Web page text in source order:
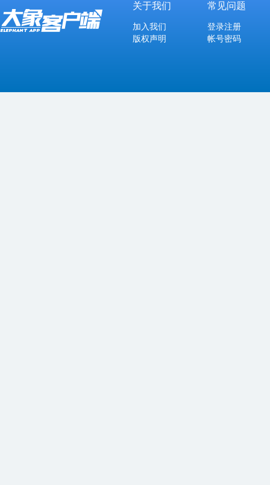
关于我们
加入我们
版权声明
常见问题
登录注册
帐号密码